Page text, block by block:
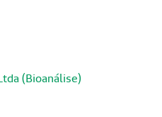
(Bioanálise)